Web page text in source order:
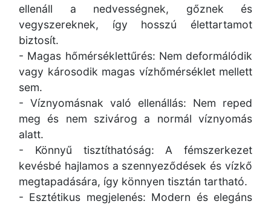
ellenáll a nedvességnek, gőznek és
vegyszereknek, így hosszú élettartamot
biztosít.
- Magas hőmérséklettűrés: Nem deformálódik
vagy károsodik magas vízhőmérséklet mellett
sem.
- Víznyomásnak való ellenállás: Nem reped
meg és nem szivárog a normál víznyomás
alatt.
- Könnyű tisztíthatóság: A fémszerkezet
kevésbé hajlamos a szennyeződések és vízkő
megtapadására, így könnyen tisztán tartható.
- Esztétikus megjelenés: Modern és elegáns